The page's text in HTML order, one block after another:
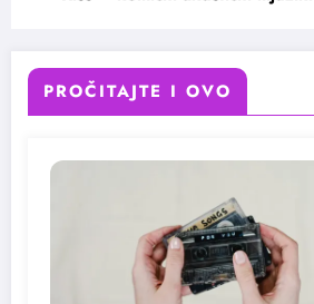
PROČITAJTE I OVO